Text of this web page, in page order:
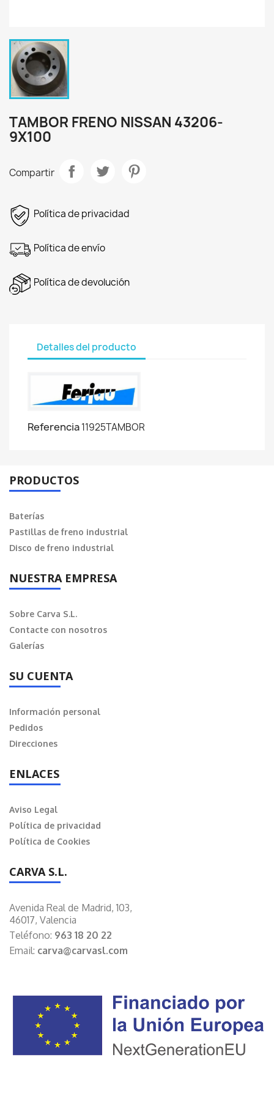
TAMBOR FRENO NISSAN 43206-
9X100
Compartir
Política de privacidad
Política de envío
Política de devolución
Detalles del producto
Referencia11925TAMBOR
PRODUCTOS
Baterías
Pastillas de freno industrial
Disco de freno industrial
NUESTRA EMPRESA
Sobre Carva S.L.
Contacte con nosotros
Galerías
SU CUENTA
Información personal
Pedidos
Direcciones
ENLACES
Aviso Legal
Política de privacidad
Política de Cookies
CARVA S.L.
Avenida Real de Madrid, 103,
46017, Valencia
Teléfono: 963 18 20 22
Email: carva@carvasl.com